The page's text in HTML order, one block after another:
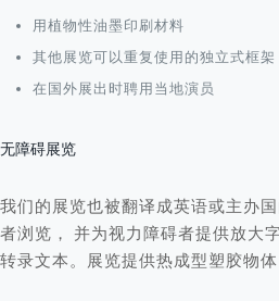
用植物性油墨印刷材料
其他展览可以重复使用的独立式框架
在国外展出时聘用当地演员
无障碍展览
我们的展览也被翻译成英语或主办
者浏览， 并为视力障碍者提供放大
转录文本。展览提供热成型塑胶物体